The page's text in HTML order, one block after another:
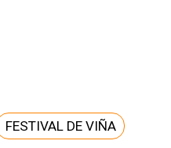
FESTIVAL DE VIÑA